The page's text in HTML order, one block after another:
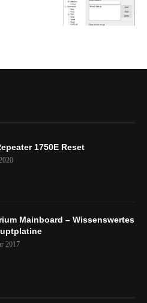
1750E Reset
Mainboard – Wissenswertes
2017